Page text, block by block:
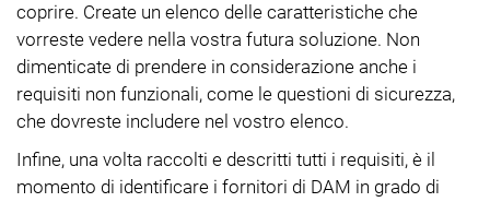
coprire. Create un elenco delle caratteristiche che
vorreste vedere nella vostra futura soluzione. Non
dimenticate di prendere in considerazione anche i
requisiti non funzionali, come le questioni di sicurezza,
che dovreste includere nel vostro elenco.
Infine, una volta raccolti e descritti tutti i requisiti, è il
momento di identificare i fornitori di DAM in grado di